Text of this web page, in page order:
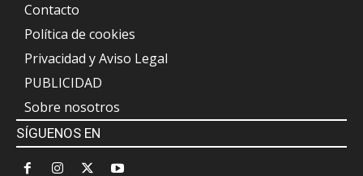
Contacto
Política de cookies
Privacidad y Aviso Legal
PUBLICIDAD
Sobre nosotros
SÍGUENOS EN